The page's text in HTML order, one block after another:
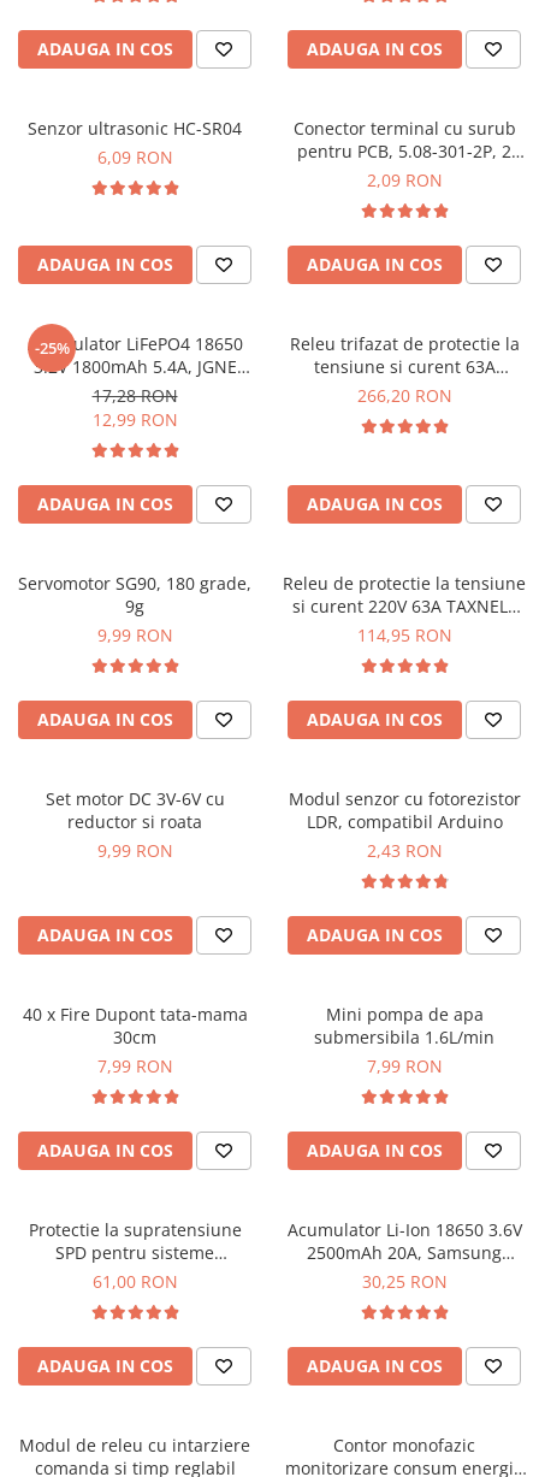
ADAUGA IN COS ADAUGA IN COS
Senzor ultrasonic HC-SR04
6,09 RON
ADAUGA IN COS
Conector terminal cu surub
pentru PCB, 5.08-301-2P, 2
pini
2,09 RON
ADAUGA IN COS
-25%
Acumulator LiFePO4 18650
3.2V 1800mAh 5.4A, JGNE
MH48108
17,28 RON
12,99 RON
ADAUGA IN COS
Releu trifazat de protectie la
tensiune si curent 63A
TAXNELE TVPS3-63
266,20 RON
ADAUGA IN COS
Servomotor SG90, 180 grade,
9g
9,99 RON
ADAUGA IN COS
Releu de protectie la tensiune
si curent 220V 63A TAXNELE
TVPS1-63C
114,95 RON
ADAUGA IN COS
Set motor DC 3V-6V cu
reductor si roata
9,99 RON
ADAUGA IN COS
Modul senzor cu fotorezistor
LDR, compatibil Arduino
2,43 RON
ADAUGA IN COS
40 x Fire Dupont tata-mama
30cm
7,99 RON
ADAUGA IN COS
Mini pompa de apa
submersibila 1.6L/min
7,99 RON
ADAUGA IN COS
Protectie la supratensiune
SPD pentru sisteme
fotovoltaice, TAXNELE TXSD-
61,00 RON
ADAUGA IN COS
Acumulator Li-Ion 18650 3.6V
2500mAh 20A, Samsung
INR18650-25R
30,25 RON
ADAUGA IN COS
Modul de releu cu intarziere
comanda si timp reglabil
Contor monofazic
monitorizare consum energie